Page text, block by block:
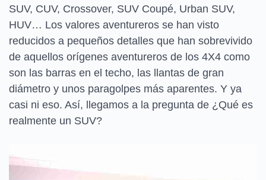
SUV, CUV, Crossover, SUV Coupé, Urban SUV,
HUV… Los valores aventureros se han visto
reducidos a pequeños detalles que han sobrevivido
de aquellos orígenes aventureros de los 4X4 como
son las barras en el techo, las llantas de gran
diámetro y unos paragolpes más aparentes. Y ya
casi ni eso. Así, llegamos a la pregunta de ¿Qué es
realmente un SUV?